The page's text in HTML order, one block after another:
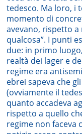
tedesco. Ma loro, i
momento di
avevano, rispetto
qualcosa”. I punti
due: in primo
realtà dei lager e
regime era
ebrei sapeva che
(ovviamente il
quanto accadeva
rispetto a quello
regime non faceva